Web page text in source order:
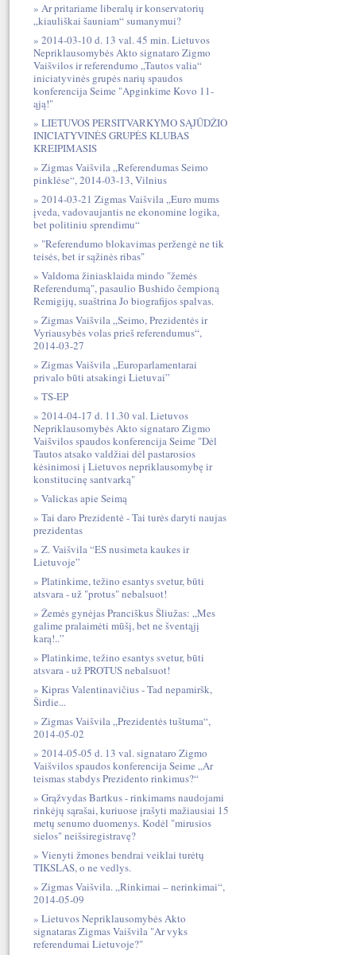
Ar pritariame liberalų ir konservatorių
„kiauliškai šauniam“ sumanymui?
2014-03-10 d. 13 val. 45 min. Lietuvos
Nepriklausomybės Akto signataro Zigmo
Vaišvilos ir referendumo „Tautos valia“
iniciatyvinės grupės narių spaudos
konferencija Seime "Apginkime Kovo 11-
ąją!"
LIETUVOS PERSITVARKYMO SĄJŪDŽIO
INICIATYVINĖS GRUPĖS KLUBAS
KREIPIMASIS
Zigmas Vaišvila „Referendumas Seimo
pinklėse“, 2014-03-13, Vilnius
2014-03-21 Zigmas Vaišvila „Euro mums
įveda, vadovaujantis ne ekonomine logika,
bet politiniu sprendimu“
"Referendumo blokavimas peržengė ne tik
teisės, bet ir sąžinės ribas"
Valdoma žiniasklaida mindo "žemės
Referendumą", pasaulio Bushido čempioną
Remigijų, suaštrina Jo biografijos spalvas.
Zigmas Vaišvila „Seimo, Prezidentės ir
Vyriausybės volas prieš referendumus“,
2014-03-27
Zigmas Vaišvila „Europarlamentarai
privalo būti atsakingi Lietuvai”
TS-EP
2014-04-17 d. 11.30 val. Lietuvos
Nepriklausomybės Akto signataro Zigmo
Vaišvilos spaudos konferencija Seime "Dėl
Tautos atsako valdžiai dėl pastarosios
kėsinimosi į Lietuvos nepriklausomybę ir
konstitucinę santvarką"
Valickas apie Seimą
Tai daro Prezidentė - Tai turės daryti naujas
prezidentas
Z. Vaišvila “ES nusimeta kaukes ir
Lietuvoje”
Platinkime, težino esantys svetur, būti
atsvara - už "protus" nebalsuot!
Žemės gynėjas Pranciškus Šliužas: „Mes
galime pralaimėti mūšį, bet ne šventąjį
karą!..”
Platinkime, težino esantys svetur, būti
atsvara - už PROTUS nebalsuot!
Kipras Valentinavičius - Tad nepamiršk,
Širdie...
Zigmas Vaišvila „Prezidentės tuštuma“,
2014-05-02
2014-05-05 d. 13 val. signataro Zigmo
Vaišvilos spaudos konferencija Seime „Ar
teismas stabdys Prezidento rinkimus?“
Grąžvydas Bartkus - rinkimams naudojami
rinkėjų sąrašai, kuriuose įrašyti mažiausiai 15
metų senumo duomenys. Kodėl "mirusios
sielos" neišsiregistravę?
Vienyti žmones bendrai veiklai turėtų
TIKSLAS, o ne vedlys.
Zigmas Vaišvila. „Rinkimai – nerinkimai“,
2014-05-09
Lietuvos Nepriklausomybės Akto
signataras Zigmas Vaišvila "Ar vyks
referendumai Lietuvoje?"